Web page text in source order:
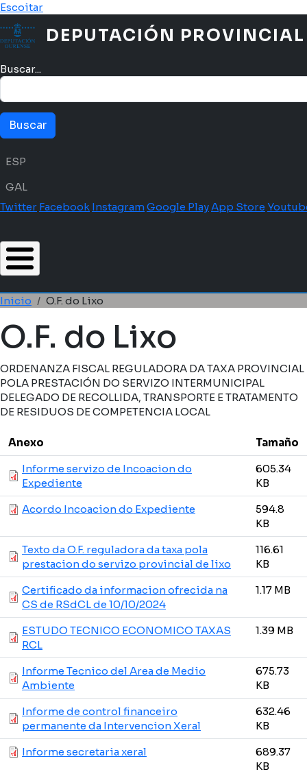
Ir o contido principal
Escoitar
DEPUTACIÓN PROVINCIAL
Buscar...
Menú idioma
ESP
GAL
Twitter Facebook InstagramGoogle PlayApp Store
Miga de pan
Inicio O.F. do Lixo
O.F. do Lixo
ORDENANZA FISCAL REGULADORA DA TAXA PROVINCIAL
POLA PRESTACIÓN DO SERVIZO INTERMUNICIPAL
DELEGADO DE RECOLLIDA, TRANSPORTE E TRATAMENTO
DE RESIDUOS DE COMPETENCIA LOCAL
Anexo
Tamaño
Informe servizo de Incoacion do
Expediente
605.34
KB
Acordo Incoacion do Expediente
594.8
KB
Texto da O.F. reguladora da taxa pola
prestacion do servizo provincial de lixo
116.61
KB
Certificado da informacion ofrecida na
CS de RSdCL de 10/10/2024
1.17 MB
ESTUDO TECNICO ECONOMICO TAXAS
RCL
1.39 MB
Informe Tecnico del Area de Medio
Ambiente
675.73
KB
Informe de control financeiro
permanente da Intervencion Xeral
632.46
KB
Informe secretaria xeral
689.37
KB